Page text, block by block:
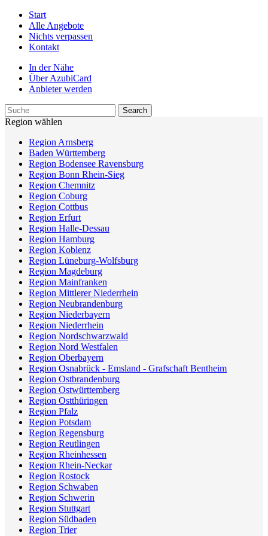
Start
Alle Angebote
Nichts verpassen
Kontakt
In der Nähe
Über AzubiCard
Anbieter werden
Region wählen
Region Arnsberg
Baden Württemberg
Region Bodensee Ravensburg
Region Bonn Rhein-Sieg
Region Chemnitz
Region Coburg
Region Cottbus
Region Erfurt
Region Halle-Dessau
Region Hamburg
Region Koblenz
Region Lüneburg-Wolfsburg
Region Magdeburg
Region Mainfranken
Region Mittlerer Niederrhein
Region Neubrandenburg
Region Niederbayern
Region Niederrhein
Region Nordschwarzwald
Region Nord Westfalen
Region Oberbayern
Region Osnabrück - Emsland - Grafschaft Bentheim
Region Ostbrandenburg
Region Ostwürttemberg
Region Ostthüringen
Region Pfalz
Region Potsdam
Region Regensburg
Region Reutlingen
Region Rheinhessen
Region Rhein-Neckar
Region Rostock
Region Schwaben
Region Schwerin
Region Stuttgart
Region Südbaden
Region Trier